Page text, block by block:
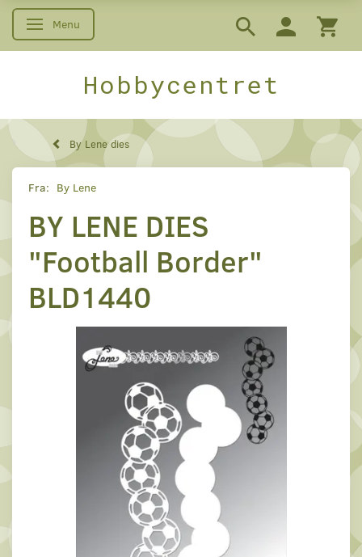
Skifte navigation
Menu
Hobbycentret
By Lene dies
Fra: By Lene
BY LENE DIES
"Football Border"
BLD1440